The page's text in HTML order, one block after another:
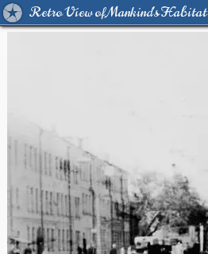
Retro View of Mankind's Habitat